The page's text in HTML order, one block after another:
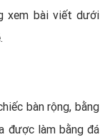
xem bài viết dưới
bàn rộng, bằng
được làm bằng đá